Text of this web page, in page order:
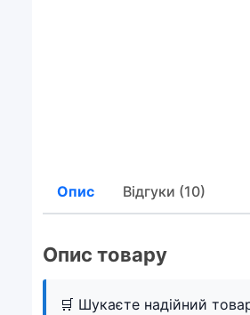
Опис Відгуки (10)
Опис товару
🛒 Шукаєте надійний